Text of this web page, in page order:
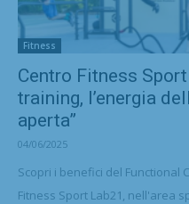
Fitness
Centro Fitness
training, l’energia
aperta”
04/06/2025
Scopri i benefici del Functional
Fitness Sport Lab21, nell'area